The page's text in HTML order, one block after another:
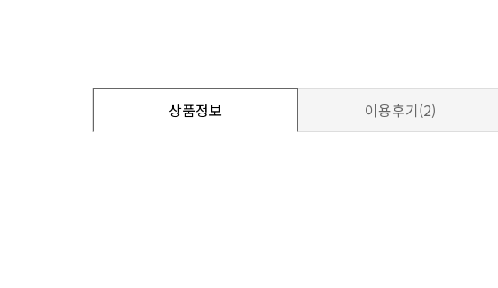
상품정보 이용후기(2)